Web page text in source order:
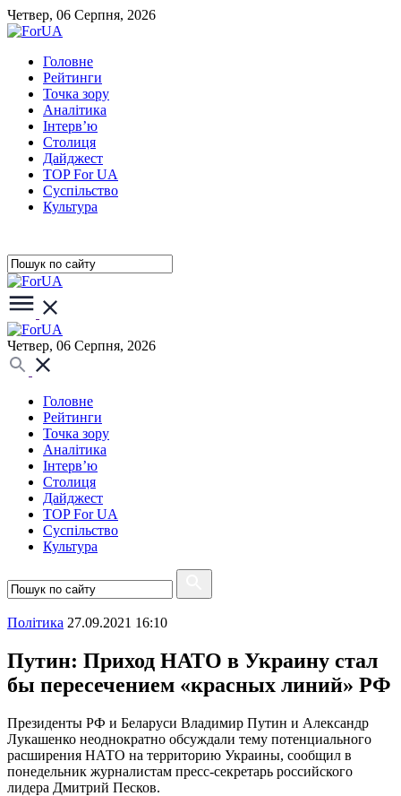
Четвер, 06 Серпня, 2026
Головне
Рейтинги
Точка зору
Аналітика
Інтерв’ю
Столиця
Дайджест
TOP For UA
Суспiльство
Культура
Четвер, 06 Серпня, 2026
Головне
Рейтинги
Точка зору
Аналітика
Інтерв’ю
Столиця
Дайджест
TOP For UA
Суспiльство
Культура
Полiтика 27.09.2021 16:10
Путин: Приход НАТО в Украину стал
бы пересечением «красных линий» РФ
Президенты РФ и Беларуси Владимир Путин и Александр
Лукашенко неоднократно обсуждали тему потенциального
расширения НАТО на территорию Украины, сообщил в
понедельник журналистам пресс-секретарь российского
лидера Дмитрий Песков.